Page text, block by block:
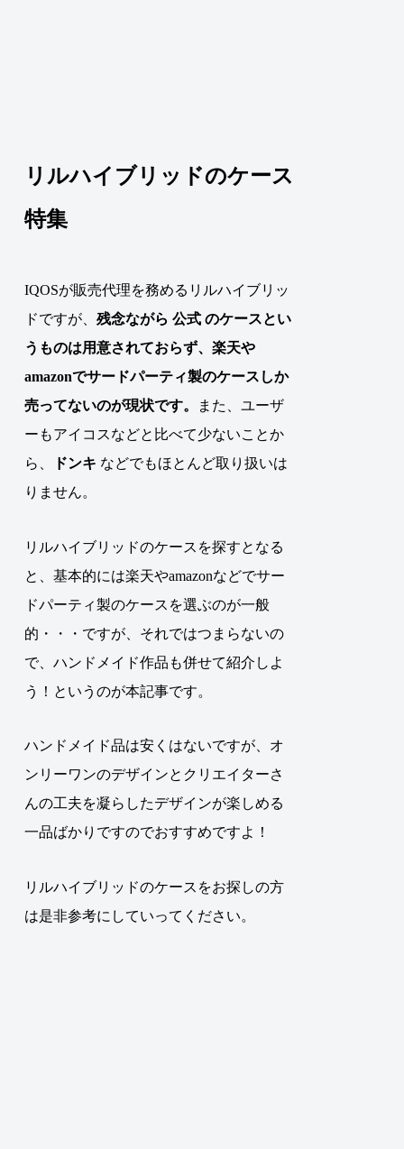
リルハイブリッドのケース
特集
IQOSが販売代理を務めるリルハイブリッ
ドですが、残念ながら 公式 のケースとい
うものは用意されておらず、楽天や
amazonでサードパーティ製のケースしか
売ってないのが現状です。
また、ユーザ
ーもアイコスなどと比べて少ないことか
ら、
ドンキ などでもほとんど取り扱いは
りません。
リルハイブリッドのケースを探すとなる
と、基本的には楽天やamazonなどでサー
ドパーティ製のケースを選ぶのが一般
的・・・ですが、それではつまらないの
で、ハンドメイド作品も併せて紹介しよ
う！というのが本記事です。
ハンドメイド品は安くはないですが、オ
ンリーワンのデザインとクリエイターさ
んの工夫を凝らしたデザインが楽しめる
一品ばかりですのでおすすめですよ！
リルハイブリッドのケースをお探しの方
は是非参考にしていってください。